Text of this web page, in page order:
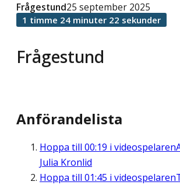
Frågestund
Frågestund25 september 2025
1 timme 24 minuter 22 sekunder
Anförandelista
Hoppa till 00:19 i videospelaren
Julia Kronlid
Hoppa till 01:45 i videospelaren